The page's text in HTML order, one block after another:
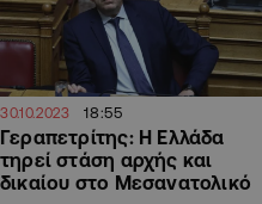
30.10.2023 18:55
Γεραπετρίτης: Η Ελλάδα
τηρεί στάση αρχής και
δικαίου στο Μεσανατολικό